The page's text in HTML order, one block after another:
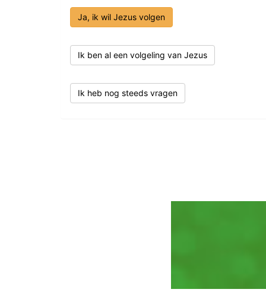
Ja, ik wil Jezus volgen
Ik ben al een volgeling van Jezus
Ik heb nog steeds vragen